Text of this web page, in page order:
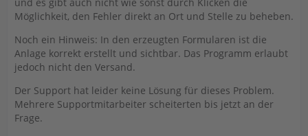
Möglichkeit, den Fehler direkt an Ort und Stelle zu beheben.
Noch ein Hinweis: In den erzeugten Formularen ist die
Anlage korrekt erstellt und sichtbar. Das Programm erlaubt
jedoch nicht den Versand.
Der Support hat leider keine Lösung für dieses Problem.
Mehrere Supportmitarbeiter scheiterten bis jetzt an der
Frage.